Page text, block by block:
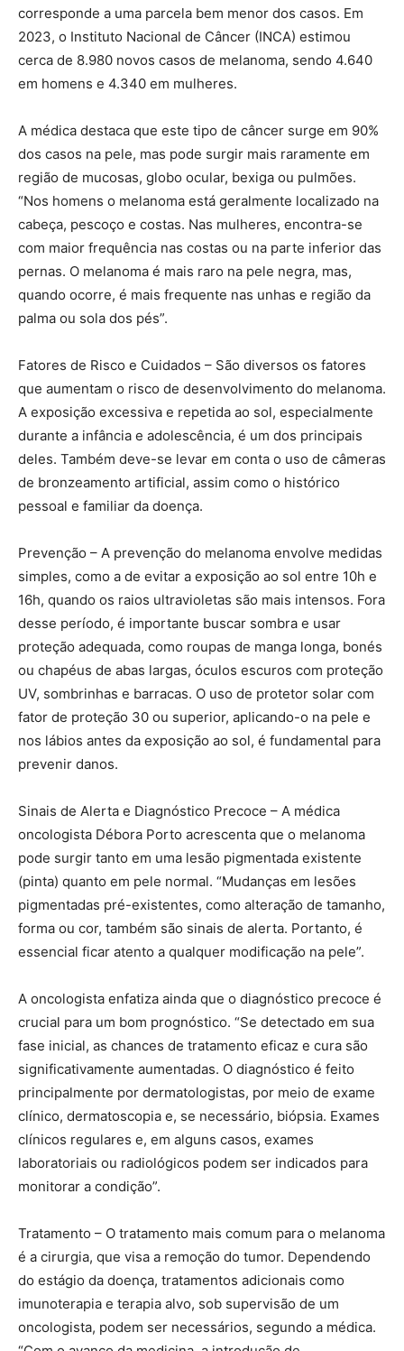
corresponde a uma parcela bem menor dos casos. Em
2023, o Instituto Nacional de Câncer (INCA) estimou
cerca de 8.980 novos casos de melanoma, sendo 4.640
em homens e 4.340 em mulheres.
A médica destaca que este tipo de câncer surge em 90%
dos casos na pele, mas pode surgir mais raramente em
região de mucosas, globo ocular, bexiga ou pulmões.
“Nos homens o melanoma está geralmente localizado na
cabeça, pescoço e costas. Nas mulheres, encontra-se
com maior frequência nas costas ou na parte inferior das
pernas. O melanoma é mais raro na pele negra, mas,
quando ocorre, é mais frequente nas unhas e região da
palma ou sola dos pés”.
Fatores de Risco e Cuidados – São diversos os fatores
que aumentam o risco de desenvolvimento do melanoma.
A exposição excessiva e repetida ao sol, especialmente
durante a infância e adolescência, é um dos principais
deles. Também deve-se levar em conta o uso de câmeras
de bronzeamento artificial, assim como o histórico
pessoal e familiar da doença.
Prevenção – A prevenção do melanoma envolve medidas
simples, como a de evitar a exposição ao sol entre 10h e
16h, quando os raios ultravioletas são mais intensos. Fora
desse período, é importante buscar sombra e usar
proteção adequada, como roupas de manga longa, bonés
ou chapéus de abas largas, óculos escuros com proteção
UV, sombrinhas e barracas. O uso de protetor solar com
fator de proteção 30 ou superior, aplicando-o na pele e
nos lábios antes da exposição ao sol, é fundamental para
prevenir danos.
Sinais de Alerta e Diagnóstico Precoce – A médica
oncologista Débora Porto acrescenta que o melanoma
pode surgir tanto em uma lesão pigmentada existente
(pinta) quanto em pele normal. “Mudanças em lesões
pigmentadas pré-existentes, como alteração de tamanho,
forma ou cor, também são sinais de alerta. Portanto, é
essencial ficar atento a qualquer modificação na pele”.
A oncologista enfatiza ainda que o diagnóstico precoce é
crucial para um bom prognóstico. “Se detectado em sua
fase inicial, as chances de tratamento eficaz e cura são
significativamente aumentadas. O diagnóstico é feito
principalmente por dermatologistas, por meio de exame
clínico, dermatoscopia e, se necessário, biópsia. Exames
clínicos regulares e, em alguns casos, exames
laboratoriais ou radiológicos podem ser indicados para
monitorar a condição”.
Tratamento – O tratamento mais comum para o melanoma
é a cirurgia, que visa a remoção do tumor. Dependendo
do estágio da doença, tratamentos adicionais como
imunoterapia e terapia alvo, sob supervisão de um
oncologista, podem ser necessários, segundo a médica.